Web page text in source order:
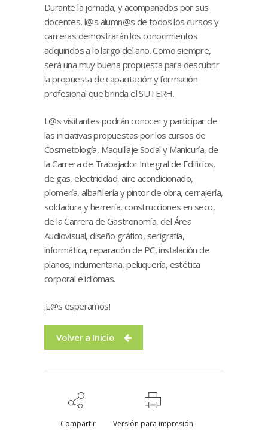
Durante la jornada, y acompañados por sus
docentes, l@s alumn@s de todos los cursos y
carreras demostrarán los conocimientos
adquiridos a lo largo del año. Como siempre,
será una muy buena propuesta para descubrir
la propuesta de capacitación y formación
profesional que brinda el SUTERH.
L@s visitantes podrán conocer y participar de
las iniciativas propuestas por los cursos de
Cosmetología, Maquillaje Social y Manicuría, de
la Carrera de Trabajador Integral de Edificios,
de gas, electricidad, aire acondicionado,
plomería, albañilería y pintor de obra, cerrajería,
soldadura y herrería, construcciones en seco,
de la Carrera de Gastronomía, del Área
Audiovisual, diseño gráfico, serigrafía,
informática, reparación de PC, instalación de
planos, indumentaria, peluquería, estética
corporal e idiomas.
¡L@s esperamos!
Volver a Inicio
Compartir Versión para impresión